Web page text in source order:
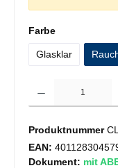
Farbeauswählen
Glasklar
Produktnummer
EAN:
Dokument: mit